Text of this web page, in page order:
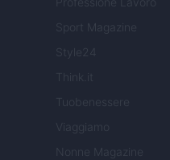
Sport Magazine
Style24
Think.it
Tuobenessere
Viaggiamo
Nonne Magazine